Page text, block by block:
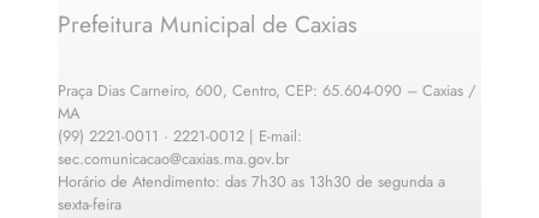
Prefeitura Municipal de Caxias
Praça Dias Carneiro, 600, Centro, CEP: 65.604-090 – Caxias /
MA
(99) 2221-0011 · 2221-0012 | E-mail:
sec.comunicacao@caxias.ma.gov.br
Horário de Atendimento: das 7h30 as 13h30 de segunda a
sexta-feira